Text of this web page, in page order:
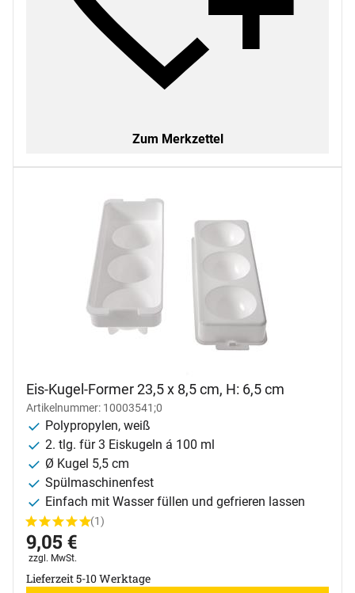
Zum Merkzettel
Eis-Kugel-Former 23,5 x 8,5 cm, H: 6,5 cm
Artikelnummer: 10003541;0
Polypropylen, weiß
2. tlg. für 3 Eiskugeln á 100 ml
Ø Kugel 5,5 cm
Spülmaschinenfest
Einfach mit Wasser füllen und gefrieren lassen
Bewertung: 5 von 5 (1 Bewertungen)
1 Bewertung
(1)
9,05€
Steuerhinweis:
zzgl. MwSt.
Lieferzeit 5-10 Werktage